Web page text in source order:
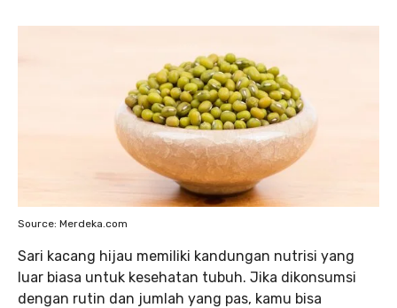
Source: Merdeka.com
Sari kacang hijau memiliki kandungan nutrisi yang
luar biasa untuk kesehatan tubuh. Jika dikonsumsi
dengan rutin dan jumlah yang pas, kamu bisa